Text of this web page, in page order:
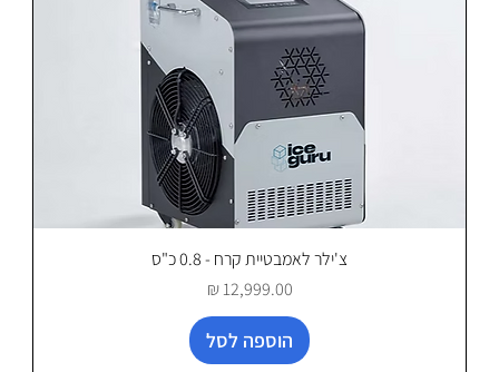
צ'ילר לאמבטיית קרח - 0.8 כ"ס
מחיר
הוספה לסל